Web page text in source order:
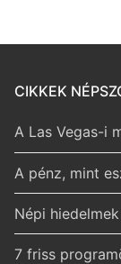
CIKKEK
A Las Vegas-i
A pénz, mint
Népi
7 friss